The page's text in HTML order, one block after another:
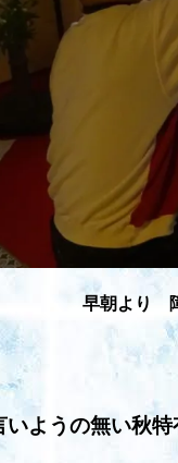
早朝より
いようの無い秋